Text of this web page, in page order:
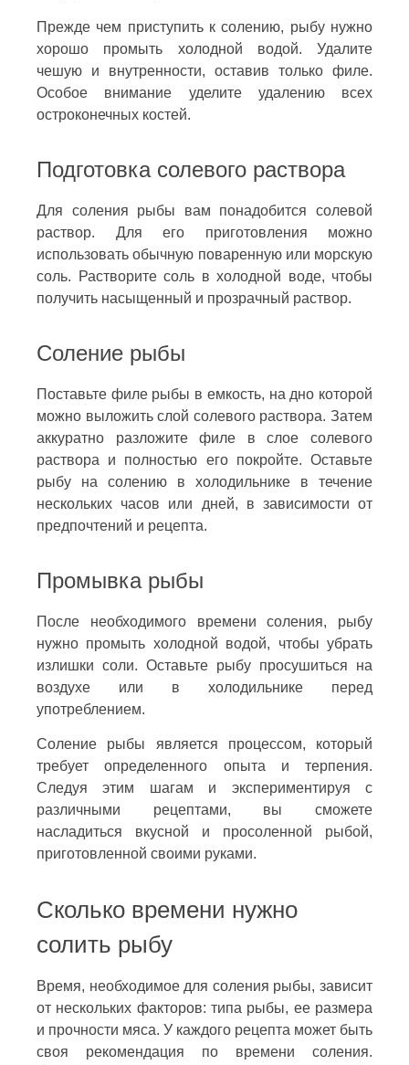
Прежде чем приступить к солению, рыбу нужно
хорошо промыть холодной водой. Удалите
чешую и внутренности, оставив только филе.
Особое внимание уделите удалению всех
остроконечных костей.
Подготовка солевого раствора
Для соления рыбы вам понадобится солевой
раствор. Для его приготовления можно
использовать обычную поваренную или морскую
соль. Растворите соль в холодной воде, чтобы
получить насыщенный и прозрачный раствор.
Соление рыбы
Поставьте филе рыбы в емкость, на дно которой
можно выложить слой солевого раствора. Затем
аккуратно разложите филе в слое солевого
раствора и полностью его покройте. Оставьте
рыбу на солению в холодильнике в течение
нескольких часов или дней, в зависимости от
предпочтений и рецепта.
Промывка рыбы
После необходимого времени соления, рыбу
нужно промыть холодной водой, чтобы убрать
излишки соли. Оставьте рыбу просушиться на
воздухе или в холодильнике перед
употреблением.
Соление рыбы является процессом, который
требует определенного опыта и терпения.
Следуя этим шагам и экспериментируя с
различными рецептами, вы сможете
насладиться вкусной и просоленной рыбой,
приготовленной своими руками.
Сколько времени нужно
солить рыбу
Время, необходимое для соления рыбы, зависит
от нескольких факторов: типа рыбы, ее размера
и прочности мяса. У каждого рецепта может быть
своя рекомендация по времени соления.